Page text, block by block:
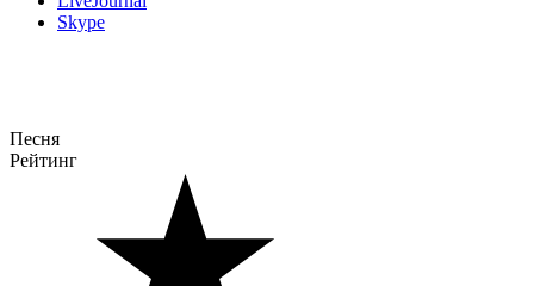
Skype
Песня
Рейтинг